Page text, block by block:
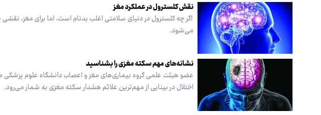
نقش کلسترول در عملکرد مغز
اگر چه کلسترول در دنیای سلامتی اغلب بدنام است، اما برای مغز،
می‌شود.
نشانه‌های مهم سکته مغزی را بشناسید
عضو هیئت علمی گروه بیماری‌های مغز و اعصاب دانشگاه علوم
اختلال در بینایی از مهم‌ترین علائم هشدار سکته مغزی به شمار می‌رود.